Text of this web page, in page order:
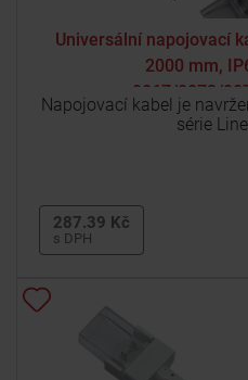
Universální napojovací
2000 mm,
0067/0072/
Napojovací kabel je
série
287.39 Kč
s DPH